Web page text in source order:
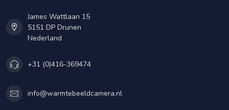
James Wattlaan 15
5151 DP Drunen
Nederland
+31 (0)416-369474
info@warmtebeeldcamera.nl